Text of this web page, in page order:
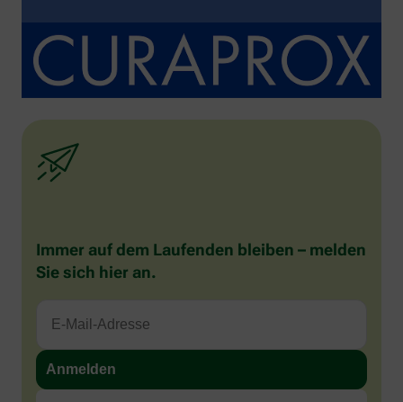
Immer auf dem Laufenden bleiben – melden
Sie sich hier an.